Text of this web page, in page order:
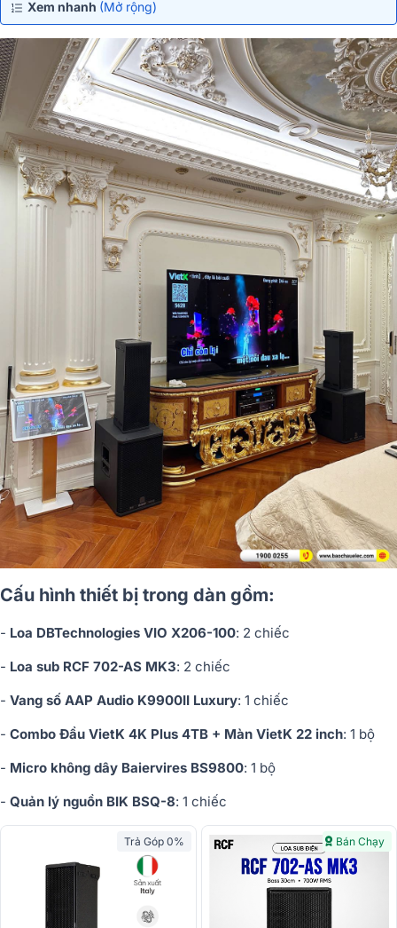
Xem nhanh (Mở rộng)
Cấu hình thiết bị trong dàn gồm:
- Loa DBTechnologies VIO X206-100: 2 chiếc
- Loa sub RCF 702-AS MK3: 2 chiếc
- Vang số AAP Audio K9900II Luxury: 1 chiếc
- Combo Đầu VietK 4K Plus 4TB + Màn VietK 22 inch: 1 bộ
- Micro không dây Baiervires BS9800: 1 bộ
- Quản lý nguồn BIK BSQ-8: 1 chiếc
Trả Góp 0% Bán Chạy